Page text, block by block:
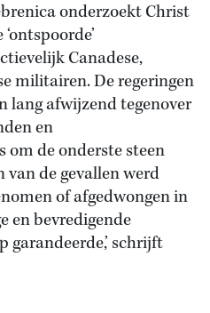
onderzoekt Christ
Canadese,
militairen. De regeringen
lang afwijzend tegenover
en
om de onderste steen
van de gevallen werd
of afgedwongen in
en bevredigende
garandeerde,’ schrijft